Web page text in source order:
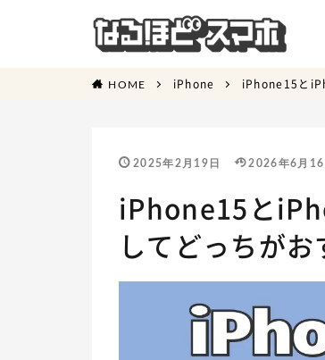
HOME iPhone iPhone15と
2025年2月19日 2026年6月16
iPhone15と
してどっちが